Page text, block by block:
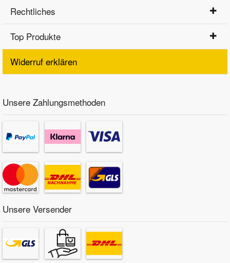
Rechtliches
Top Produkte
Widerruf erklären
Unsere Zahlungsmethoden
Unsere Versender